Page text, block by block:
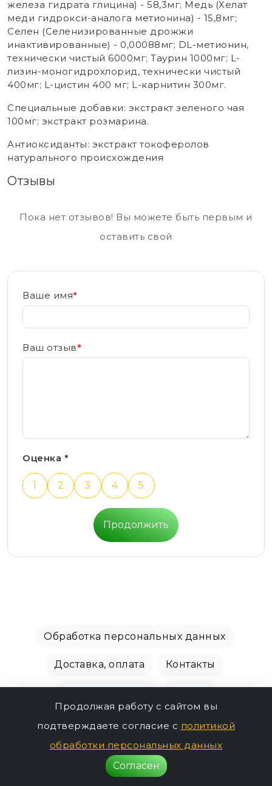
железа гидрата глицина) - 58,3мг; Медь (Хелат
меди гидрокси-аналога метионина) - 15,8мг;
Селен (Селенизированные дрожжи
инактивированные) - 0,00088мг; DL-метионин,
технически чистый 6000мг; Таурин 1000мг; L-
лизин-моногидрохлорид, технически чистый
400мг; L-цистин 400 мг; L-карнитин 300мг.
Специальные добавки: экстракт зеленого чая
100мг; экстракт розмарина.
Антиоксиданты: экстракт токоферолов
натурального происхождения
Отзывы
Пока нет отзывов! Вы можете быть первым и
оставить свой
Ваше имя*
Ваш отзыв*
Оценка *
1 2 3 4 5
Продолжить
Обработка персональных данных
Доставка, оплата Контакты
Продолжая работу с сайтом вы
подтверждаете согласие с политикой
обработки персональных данных
Согласен